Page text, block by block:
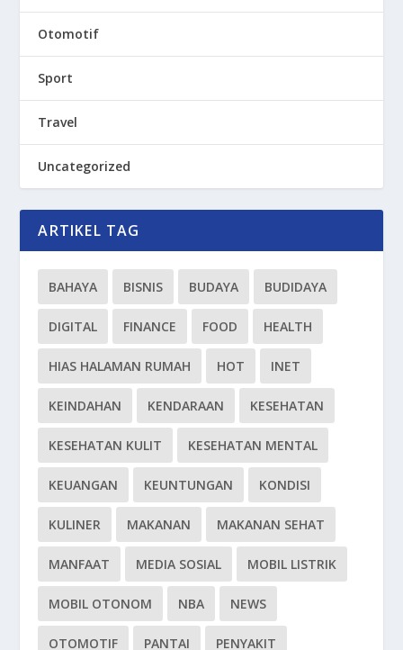
Otomotif
Sport
Travel
Uncategorized
ARTIKEL TAG
BAHAYA BISNIS BUDAYA BUDIDAYA
DIGITAL FINANCE FOOD HEALTH
HIAS HALAMAN RUMAH HOT INET
KEINDAHAN KENDARAAN KESEHATAN
KESEHATAN KULIT KESEHATAN MENTAL
KEUANGAN KEUNTUNGAN KONDISI
KULINER MAKANAN MAKANAN SEHAT
MANFAAT MEDIA SOSIAL MOBIL LISTRIK
MOBIL OTONOM NBA NEWS
OTOMOTIF PANTAI PENYAKIT